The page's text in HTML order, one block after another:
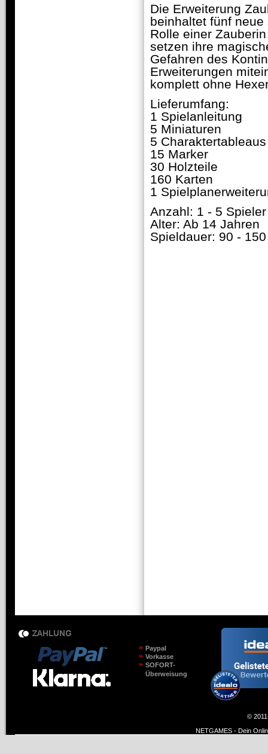
Die Erweiterung
beinhaltet fünf
Rolle einer
setzen ihre
Gefahren des
Erweiterungen
komplett ohne
Lieferumfang:
1 Spielanleitung
5 Miniaturen
5 Charaktertableaus
15 Marker
30 Holzteile
160 Karten
1
Anzahl: 1 - 5 Spieler
Alter: Ab 14 Jahren
Spieldauer: 90 -
Paypal
Vorkasse
SOFORT-
Überweisung
©
NETGAMES - Dein